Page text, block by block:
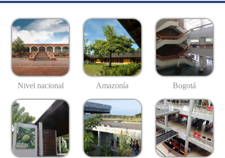
Nivel nacional Amazonía Bogotá